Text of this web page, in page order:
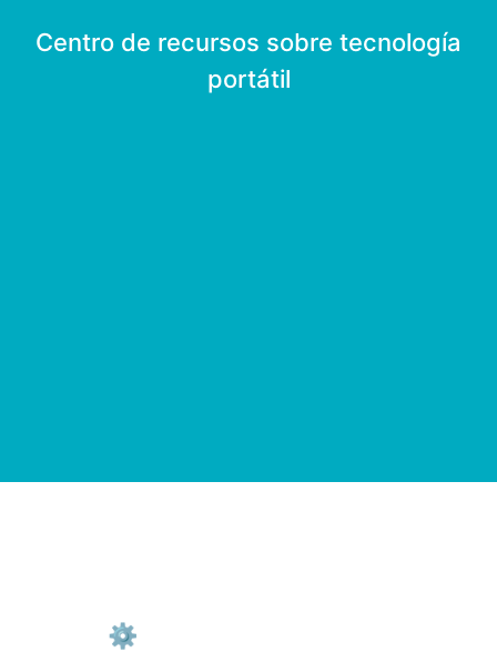
Centro de recursos sobre tecnología
portátil
entrega⚙️